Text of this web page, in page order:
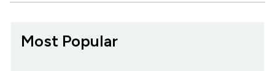
Most Popular